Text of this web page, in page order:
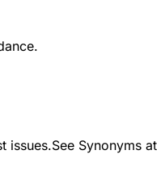
issues.See Synonyms at